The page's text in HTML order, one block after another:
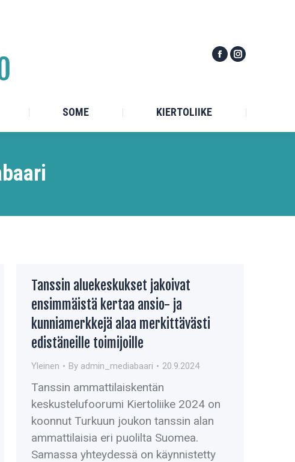
SOME KIERTOLIIKE
Tanssin aluekeskukset jakoivat
ensimmäistä kertaa ansio- ja
kunniamerkkejä alaa merkittävästi
edistäneille toimijoille
Yleinen By admin_mediabaari 20.9.2024
Tanssin ammattilaiskentän
keskustelufoorumi Kiertoliike 2024 on
koonnut Turkuun joukon tanssin alan
ammattilaisia eri puolilta Suomea.
Samassa yhteydessä on käynnistetty